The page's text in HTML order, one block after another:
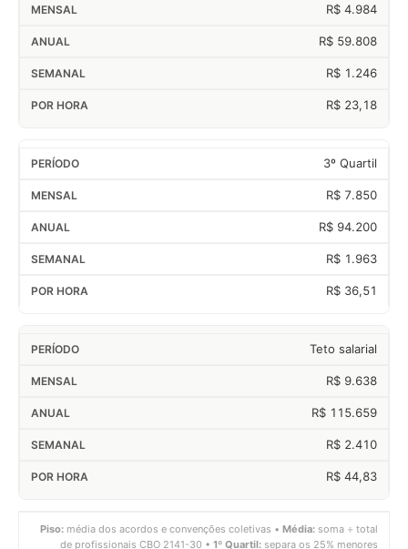
R$ 4.984
R$ 59.808
R$ 1.246
R$ 23,18
3º Quartil
R$ 7.850
R$ 94.200
R$ 1.963
R$ 36,51
Teto salarial
R$ 9.638
R$ 115.659
R$ 2.410
R$ 44,83
Piso: média dos acordos e convenções coletivas • Média: soma ÷ total
de profissionais CBO 2141-30 • 1º Quartil: separa os 25% menores